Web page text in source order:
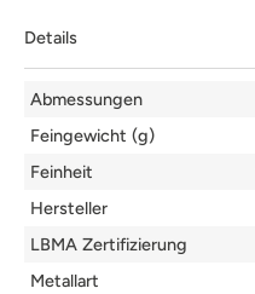
die
Zustimmung
aktivieren.
Details
Details
Abmessungen
Feingewicht (g)
Feinheit
Hersteller
LBMA Zertifizierung
Metallart